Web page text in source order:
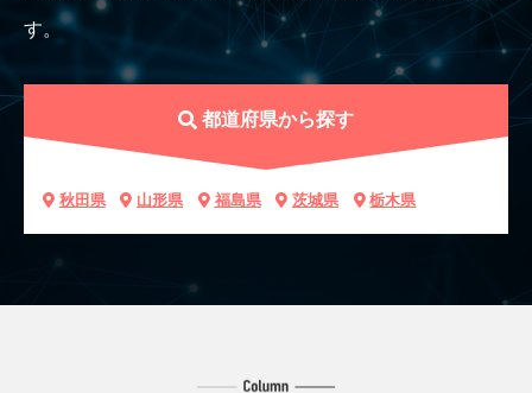
す。
都道府県から探す
秋田県 山形県 福島県 茨城県 栃木県